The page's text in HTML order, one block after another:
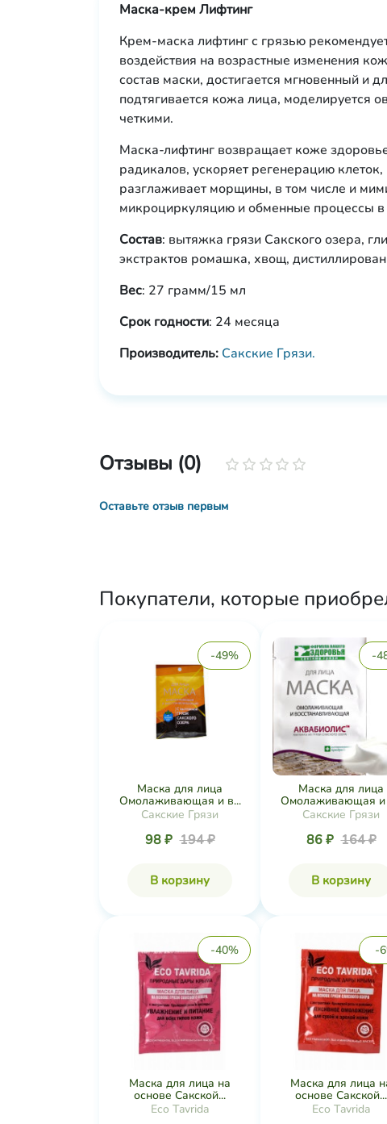
Маска-крем Лифтинг
Крем-маска лифтинг с грязью
воздействия на возрастные изменения
состав маски, достигается мгновенный и
подтягивается кожа лица, моделируется
четкими.
Маска-лифтинг возвращает коже
радикалов, ускоряет регенерацию клеток,
разглаживает морщины, в том числе и
микроциркуляцию и обменные процессы в
Состав: вытяжка грязи Сакского озера,
экстрактов ромашка, хвощ,
Вес: 27 грамм/15 мл
Срок годности: 24 месяца
Производитель: Сакские Грязи.
Отзывы (0)
Оставьте отзыв первым
Покупатели, которые
-49%
Маска для лица
Омолаживающая и в...
Сакские Грязи
98 ₽ 194 ₽
В корзину
-
Маска для лица
Омолаживающая и
Сакские Грязи
86 ₽ 164 ₽
В корзину
-40%
Маска для лица на
основе Сакской...
Eco Tavrida
-
Маска для лица
основе Сакской...
Eco Tavrida